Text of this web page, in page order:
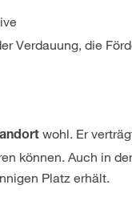
Verdauung, die
wohl. Er
können. Auch in
Platz erhält.